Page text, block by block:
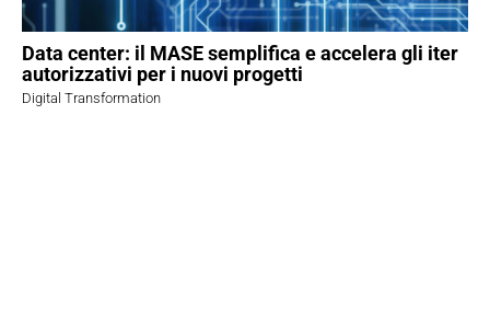
Data center: il MASE semplifica e accelera gli iter
autorizzativi per i nuovi progetti
Digital Transformation